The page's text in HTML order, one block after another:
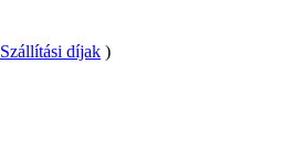
Szállítási díjak )